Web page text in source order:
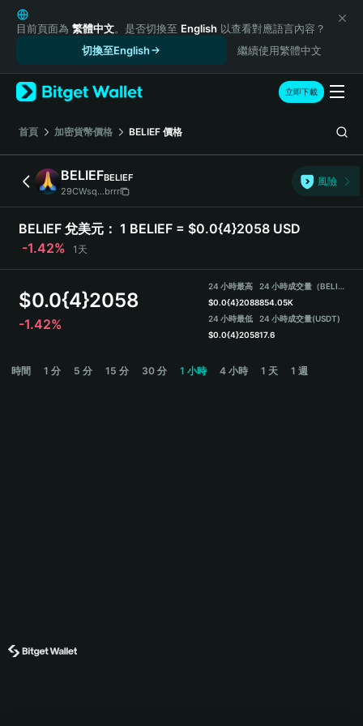
English
日本語
Русский
Español (Latinoamérica)
Türkçe
Italiano
Deutsch
简体中文
繁體中文
Português (Portugal)
Bahasa Indonesia
Español
目前頁面為 繁體中文。是否切換至 English 以查看對應語言內容？
切換至English
繼續使用繁體中文
立即下載
首頁 加密貨幣價格 BELIEF 價格
BELIEFBELIEF
29CWsq...brrr
風險
BELIEF 兌美元： 1 BELIEF = $0.0{4}2058 USD
-1.42%
1天
$0.0{4}2058
-1.42%
24 小時最高
$0.0{4}2088
24 小時最低
$0.0{4}2058
24 小時成交量（BELIEF）
854.05K
24 小時成交量(USDT)
17.6
時間 1 分 5 分 15 分 30 分 1 小時 4 小時 1 天 1 週